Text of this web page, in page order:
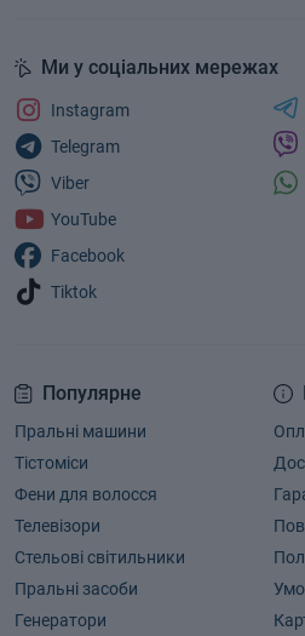
Популярне
Пральні машини
Тістоміси
Фени для волосся
Телевізори
Стельові світильники
Пральні засоби
Генератори
Ми у соціальних мережах
Instagram
Telegram
Viber
YouTube
Facebook
Tiktok